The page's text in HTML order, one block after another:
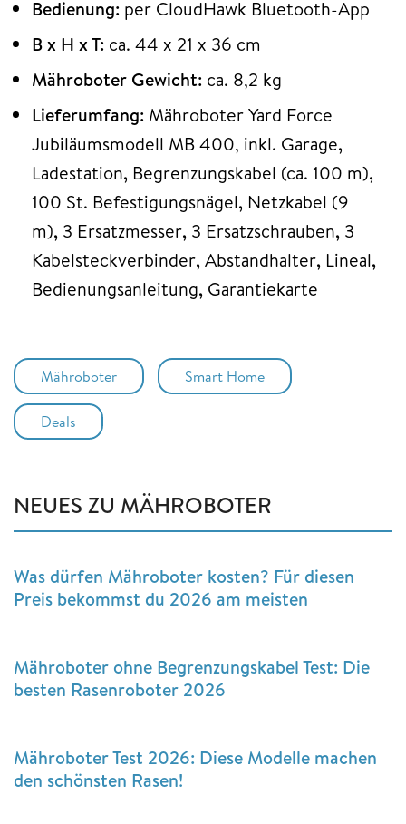
Bedienung: per CloudHawk Bluetooth-App
B x H x T: ca. 44 x 21 x 36 cm
Mähroboter Gewicht: ca. 8,2 kg
Lieferumfang: Mähroboter Yard Force
Jubiläumsmodell MB 400, inkl. Garage,
Ladestation, Begrenzungskabel (ca. 100 m),
100 St. Befestigungsnägel, Netzkabel (9
m), 3 Ersatzmesser, 3 Ersatzschrauben, 3
Kabelsteckverbinder,Abstandhalter, Lineal,
Bedienungsanleitung, Garantiekarte
Mähroboter Smart Home
Deals
NEUES ZU MÄHROBOTER
Was dürfen Mähroboter kosten? Für diesen
Preis bekommst du 2026 am meisten
Mähroboter ohne Begrenzungskabel Test: Die
besten Rasenroboter 2026
Mähroboter Test 2026: Diese Modelle machen
den schönsten Rasen!